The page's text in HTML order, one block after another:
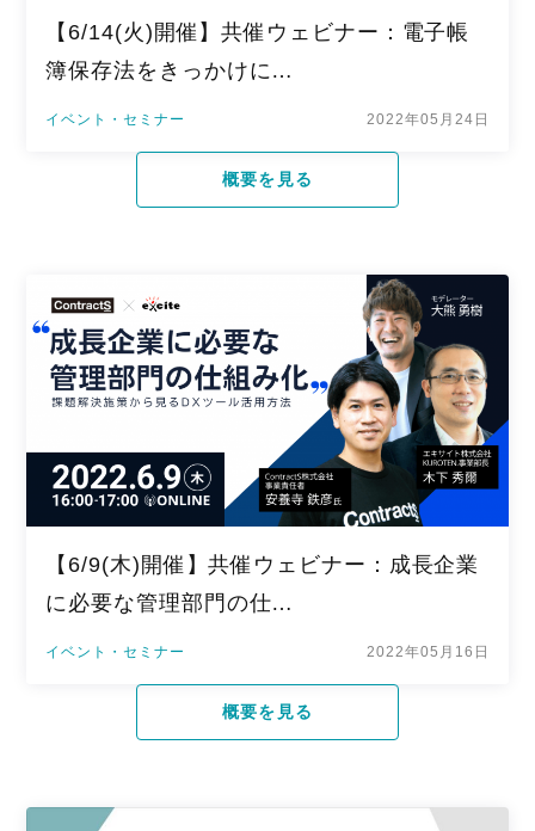
【6/14(火)開催】共催ウェビナー：電子帳
簿保存法をきっかけに…
イベント・セミナー 2022年05月24日
概要を見る
【6/9(木)開催】共催ウェビナー：成長企業
に必要な管理部門の仕…
イベント・セミナー 2022年05月16日
概要を見る